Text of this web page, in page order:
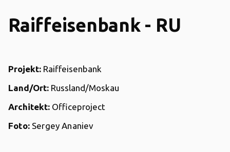
Raiffeisenbank - RU
Projekt: Raiffeisenbank
Land/Ort: Russland/Moskau
Architekt: Officeproject
Foto:Sergey Ananiev